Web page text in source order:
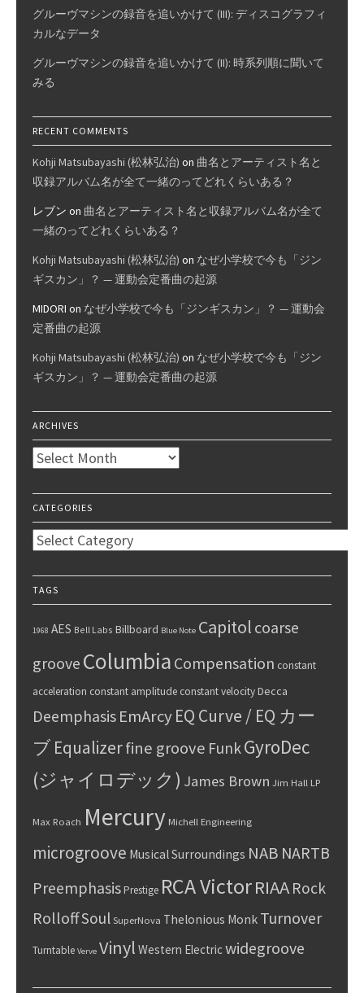
グルーヴマシンの録音を追いかけて (III): ディスコグラフィ
カルなデータ
グルーヴマシンの録音を追いかけて (II): 時系列順に聞いて
みる
RECENT COMMENTS
Kohji Matsubayashi (松林弘治) on 曲名とアーティスト名と
収録アルバム名が全て一緒のってどれくらいある？
レブン on 曲名とアーティスト名と収録アルバム名が全て
一緒のってどれくらいある？
Kohji Matsubayashi (松林弘治) on なぜ小学校で今も「ジン
ギスカン」？ — 運動会定番曲の起源
MIDORI on なぜ小学校で今も「ジンギスカン」？ — 運動会
定番曲の起源
Kohji Matsubayashi (松林弘治) on なぜ小学校で今も「ジン
ギスカン」？ — 運動会定番曲の起源
ARCHIVES
Archives
CATEGORIES
Categories
TAGS
1968 AES Bell Labs Billboard Blue Note Capitol coarse
groove Columbia Compensation constant
acceleration constant amplitude constant velocityDecca
Deemphasis EmArcyEQ Curve / EQ カー
ブEqualizerfine groove FunkGyroDec
(ジャイロデック) James Brown Jim Hall LP
Max Roach Mercury Michell Engineering
microgroove Musical Surroundings NAB NARTB
PreemphasisPrestige RCA VictorRIAA Rock
RolloffSoul SuperNova Thelonious Monk Turnover
Turntable Verve Vinyl Western Electricwidegroove